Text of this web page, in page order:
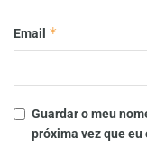
Email *
Guardar o meu
próxima vez que eu